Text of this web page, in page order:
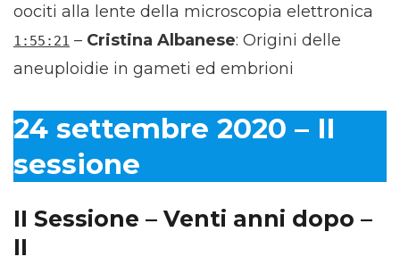
oociti alla lente della microscopia elettronica
1:55:21 – Cristina Albanese: Origini delle
aneuploidie in gameti ed embrioni
24 settembre 2020 – II
sessione
II Sessione – Venti anni dopo –
II